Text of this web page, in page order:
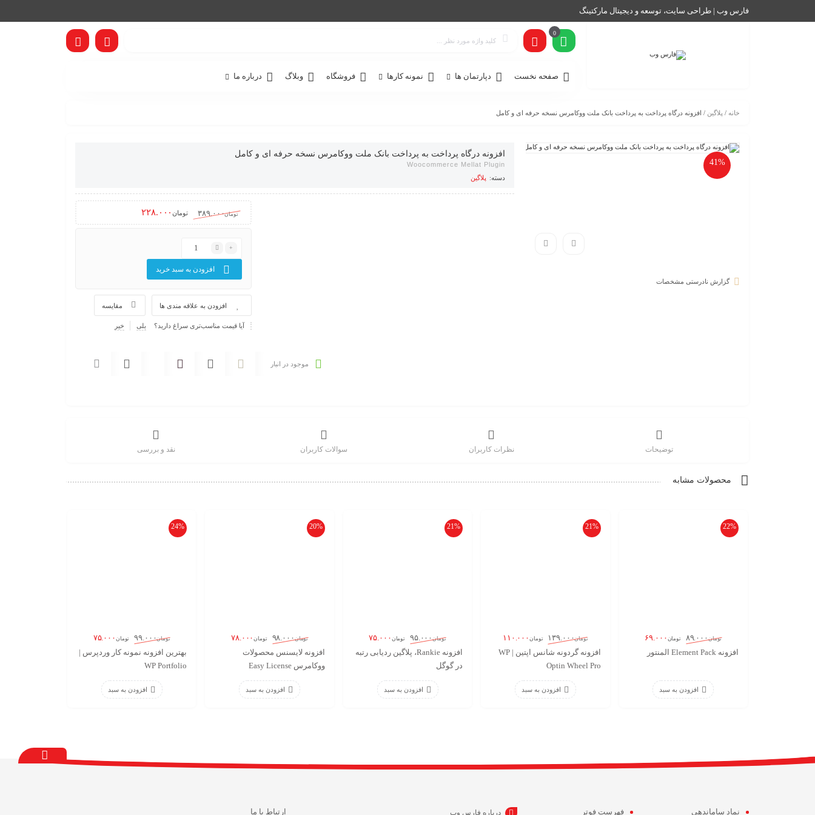
فارس وب | طراحی سایت، توسعه و دیجیتال مارکتینگ
0
صفحه نخست دپارتمان ها نمونه کارها فروشگاه وبلاگ درباره ما
خانه / پلاگین / افزونه درگاه پرداخت به پرداخت بانک ملت ووکامرس نسخه حرفه ای و کامل
41%
گزارش نادرستی مشخصات
افزونه درگاه پرداخت به پرداخت بانک ملت ووکامرس نسخه حرفه ای و کامل
Woocommerce Mellat Plugin
دسته: پلاگین
تومان۳۸۹.۰۰۰ تومان۲۲۸.۰۰۰
افزودن به سبد خرید
مقایسه افزودن به علاقه مندی ها
آیا قیمت مناسب‌تری سراغ دارید؟ بلی خیر
موجود در انبار
توضیحات نظرات کاربران سوالات کاربران نقد و بررسی
محصولات مشابه
22%
تومان۸۹.۰۰۰ تومان ۶۹.۰۰۰
افزونه Element Pack المنتور
افزودن به سبد
21%
تومان۱۳۹.۰۰۰ تومان۱۱۰.۰۰۰
افزونه گردونه شانس اپتین | WP
Optin Wheel Pro
افزودن به سبد
21%
تومان۹۵.۰۰۰ تومان ۷۵.۰۰۰
افزونه Rankie، پلاگین ردیابی رتبه
در گوگل
افزودن به سبد
20%
تومان۹۸.۰۰۰ تومان۷۸.۰۰۰
افزونه لایسنس محصولات
ووکامرس Easy License
افزودن به سبد
24%
تومان۹۹.۰۰۰ تومان ۷۵.۰۰۰
بهترین افزونه نمونه کار وردپرس |
WP Portfolio
افزودن به سبد
نماد ساماندهی فهرست فوتر درباره فارس وب ارتباط با ما